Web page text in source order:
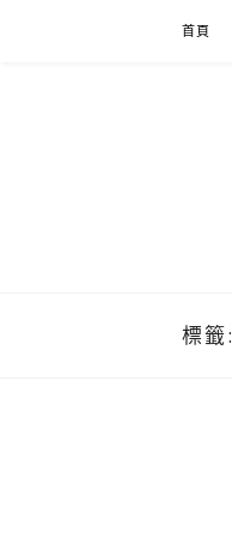
首頁
標籤: